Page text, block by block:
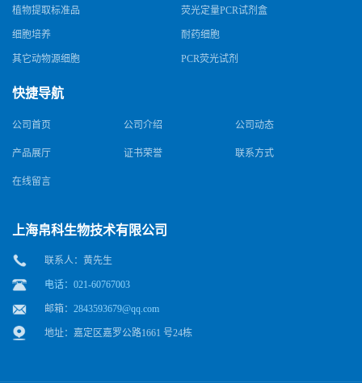
植物提取标准品 荧光定量PCR试剂盒
细胞培养 耐药细胞
其它动物源细胞 PCR荧光试剂
快捷导航
公司首页 公司介绍 公司动态
产品展厅 证书荣誉 联系方式
在线留言
上海帛科生物技术有限公司
联系人：黄先生
电话：021-60767003
邮箱： 2843593679@qq.com
地址：嘉定区嘉罗公路1661 号24栋